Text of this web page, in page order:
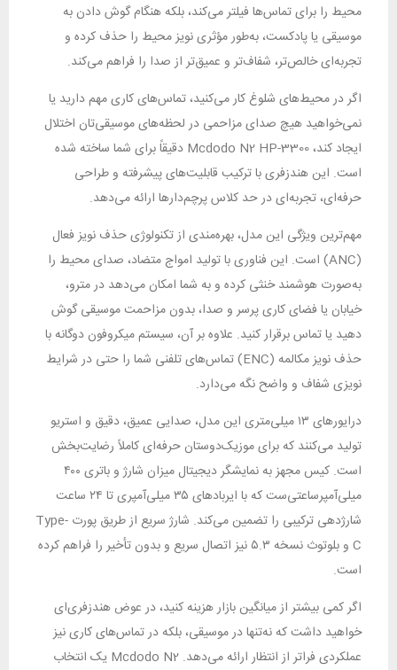
محیط را برای تماس‌ها فیلتر می‌کند، بلکه هنگام گوش دادن به
موسیقی یا پادکست، به‌طور مؤثری نویز محیط را حذف کرده و
تجربه‌ای خالص‌تر، شفاف‌تر و عمیق‌تر از صدا را فراهم می‌کند.
اگر در محیط‌های شلوغ کار می‌کنید، تماس‌های کاری مهم دارید یا
نمی‌خواهید هیچ صدای مزاحمی در لحظه‌های موسیقی‌تان اختلال
ایجاد کند، Mcdodo N2 HP-3300 دقیقاً برای شما ساخته شده
است. این هندزفری با ترکیب قابلیت‌های پیشرفته و طراحی
حرفه‌ای، تجربه‌ای در حد کلاس پرچم‌دارها ارائه می‌دهد.
مهم‌ترین ویژگی این مدل، بهره‌مندی از تکنولوژی حذف نویز فعال
(ANC) است. این فناوری با تولید امواج متضاد، صدای محیط را
به‌صورت هوشمند خنثی کرده و به شما امکان می‌دهد در مترو،
خیابان یا فضای کاری پرسر و صدا، بدون مزاحمت موسیقی گوش
دهید یا تماس برقرار کنید. علاوه بر آن، سیستم میکروفون دوگانه با
حذف نویز مکالمه (ENC) تماس‌های تلفنی شما را حتی در شرایط
نویزی شفاف و واضح نگه می‌دارد.
درایورهای ۱۳ میلی‌متری این مدل، صدایی عمیق، دقیق و استریو
تولید می‌کنند که برای موزیک‌دوستان حرفه‌ای کاملاً رضایت‌بخش
است. کیس مجهز به نمایشگر دیجیتال میزان شارژ و باتری ۴۰۰
میلی‌آمپرساعتی‌ست که با ایربادهای ۳۵ میلی‌آمپری تا ۲۴ ساعت
شارژدهی ترکیبی را تضمین می‌کند. شارژ سریع از طریق پورت Type-
C و بلوتوث نسخه ۵.۳ نیز اتصال سریع و بدون تأخیر را فراهم کرده
است.
اگر کمی بیشتر از میانگین بازار هزینه کنید، در عوض هندزفری‌ای
خواهید داشت که نه‌تنها در موسیقی، بلکه در تماس‌های کاری نیز
عملکردی فراتر از انتظار ارائه می‌دهد. Mcdodo N2 یک انتخاب